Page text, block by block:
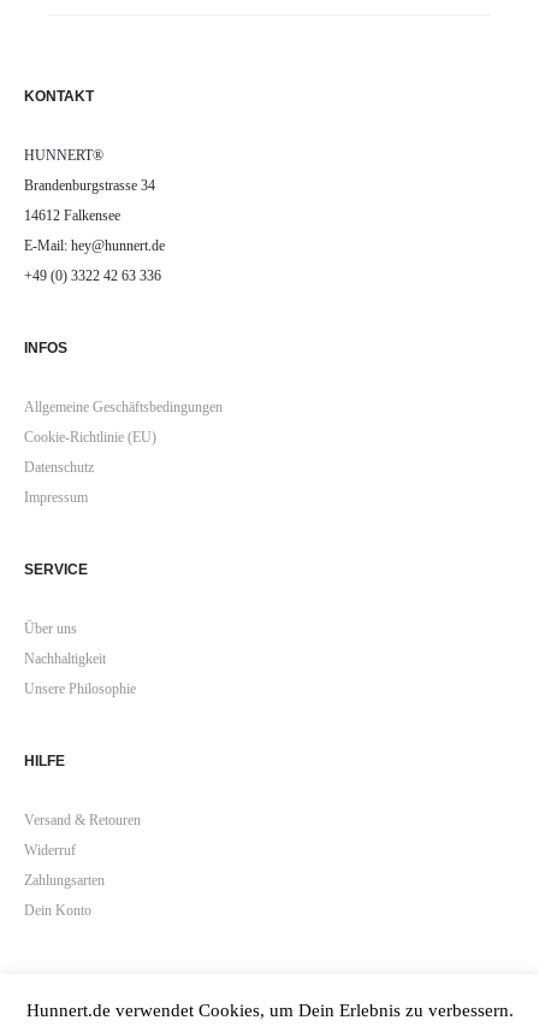
KONTAKT
HUNNERT®
Brandenburgstrasse 34
14612 Falkensee
E-Mail: hey@hunnert.de
+49 (0) 3322 42 63 336
INFOS
Allgemeine Geschäftsbedingungen
Cookie-Richtlinie (EU)
Datenschutz
Impressum
SERVICE
Über uns
Nachhaltigkeit
Unsere Philosophie
HILFE
Versand & Retouren
Widerruf
Zahlungsarten
Dein Konto
Hunnert.de verwendet Cookies, um Dein Erlebnis zu verbessern.